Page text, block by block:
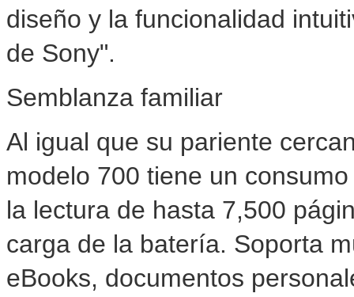
diseño y la funcionalidad
de Sony".
Semblanza familiar
Al igual que su pariente
modelo 700 tiene un
la lectura de hasta 7,500
carga de la batería. Soporta
eBooks, documentos